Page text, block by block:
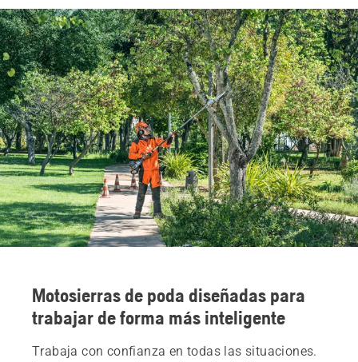
Motosierras de poda diseñadas para
trabajar de forma más inteligente
Trabaja con confianza en todas las situaciones.